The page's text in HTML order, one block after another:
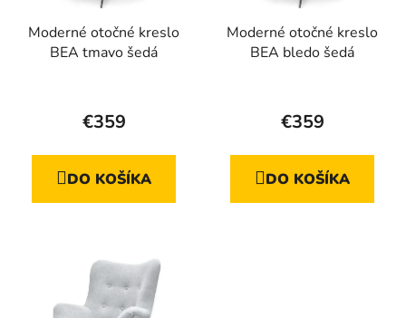
Moderné otočné kreslo
BEA tmavo šedá
€359
DO KOŠÍKA
Moderné otočné kreslo
BEA bledo šedá
€359
DO KOŠÍKA